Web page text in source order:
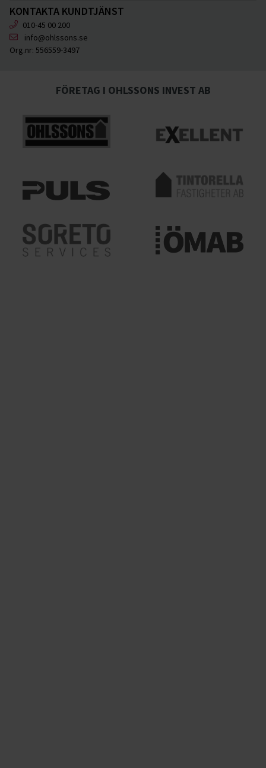
KONTAKTA KUNDTJÄNST
010-45 00 200
info@ohlssons.se
Org.nr: 556559-3497
FÖRETAG I OHLSSONS INVEST AB